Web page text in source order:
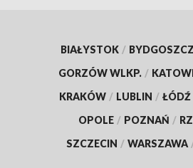
BIAŁYSTOK / BYDGOSZCZ
GORZÓW WLKP. /
KRAKÓW / LUBLIN / ŁÓDŹ
OPOLE / POZNAŃ /
SZCZECIN / WARSZAWA